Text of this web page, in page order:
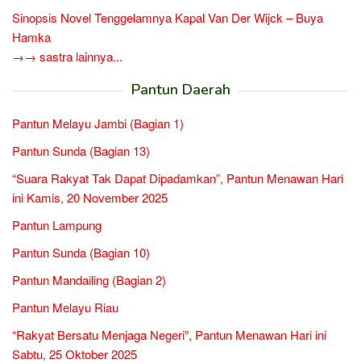
Sinopsis Novel Tenggelamnya Kapal Van Der Wijck – Buya
Hamka
→→ sastra lainnya...
Pantun Daerah
Pantun Melayu Jambi (Bagian 1)
Pantun Sunda (Bagian 13)
“Suara Rakyat Tak Dapat Dipadamkan”, Pantun Menawan Hari
ini Kamis, 20 November 2025
Pantun Lampung
Pantun Sunda (Bagian 10)
Pantun Mandailing (Bagian 2)
Pantun Melayu Riau
“Rakyat Bersatu Menjaga Negeri”, Pantun Menawan Hari ini
Sabtu, 25 Oktober 2025